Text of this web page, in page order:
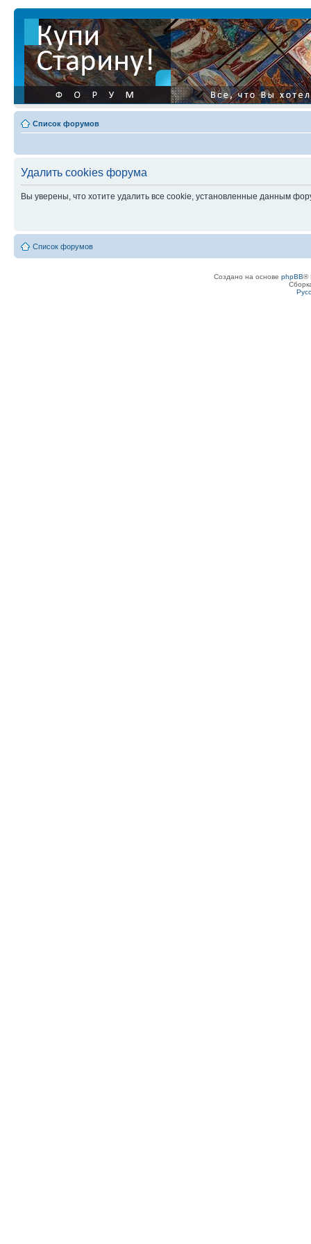
Список форумов
Удалить cookies форума
Вы уверены, что хотите удалить все cookie, установленные данным
Список форумов
Создано на основе phpBB®